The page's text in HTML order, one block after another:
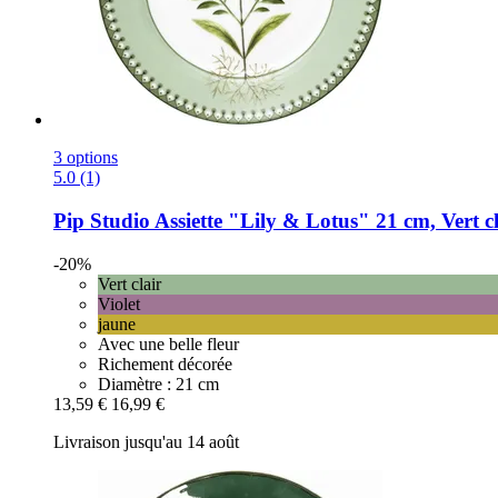
3 options
5.0 (1)
Pip Studio Assiette "Lily & Lotus" 21 cm, Vert
-20%
Vert clair
Violet
jaune
Avec une belle fleur
Richement décorée
Diamètre : 21 cm
13,59 € 16,99 €
Livraison jusqu'au 14 août